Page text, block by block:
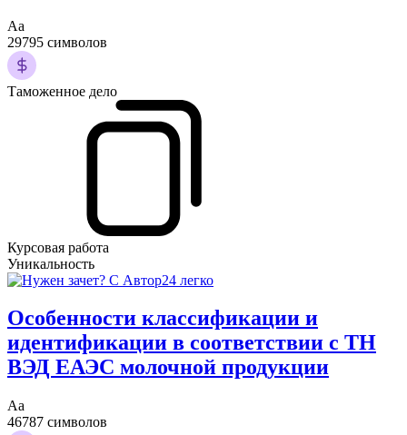
Аа
29795 символов
Таможенное дело
Курсовая работа
Уникальность
Особенности классификации и
идентификации в соответствии с ТН
ВЭД ЕАЭС молочной продукции
Аа
46787 символов